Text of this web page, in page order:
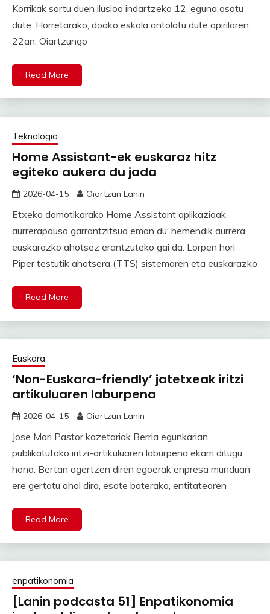
Korrikak sortu duen ilusioa indartzeko 12. eguna osatu
dute. Horretarako, doako eskola antolatu dute apirilaren
22an. Oiartzungo
Read More
Teknologia
Home Assistant-ek euskaraz hitz
egiteko aukera du jada
2026-04-15 Oiartzun Lanin
Etxeko domotikarako Home Assistant aplikazioak
aurrerapauso garrantzitsua eman du: hemendik aurrera,
euskarazko ahotsez erantzuteko gai da. Lorpen hori
Piper testutik ahotsera (TTS) sistemaren eta euskarazko
Read More
Euskara
‘Non-Euskara-friendly’ jatetxeak iritzi
artikuluaren laburpena
2026-04-15 Oiartzun Lanin
Jose Mari Pastor kazetariak Berria egunkarian
publikatutako iritzi-artikuluaren laburpena ekarri ditugu
hona. Bertan agertzen diren egoerak enpresa munduan
ere gertatu ahal dira, esate baterako, entitatearen
Read More
enpatikonomia
[Lanin podcasta 51] Enpatikonomia